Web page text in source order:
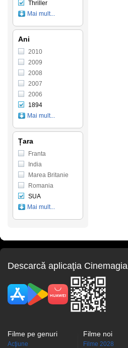
Thriller
Mai mult...
Ani
2010
2009
2008
2007
2006
1894
Mai mult...
Țara
Franta
India
Marea Britanie
Romania
SUA
Mai mult...
Descarcă aplicaţia Cinemagia
Filme pe genuri
Acţiune
Filme noi
Filme 2028